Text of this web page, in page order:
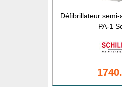
Défibrillateur
PA-1